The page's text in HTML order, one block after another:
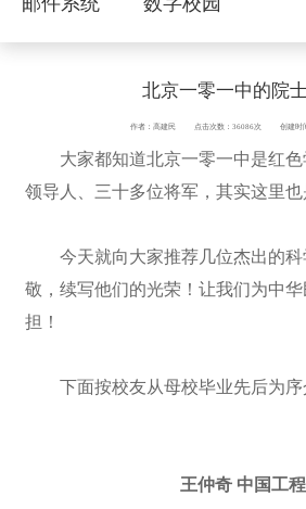
北京一零一中的院
作者：高建民 点击次数：36086次 创建时
大家都知道北京一零一中是红
领导人、三十多位将军，其实这里也
今天就向大家推荐几位杰出的
敬，续写他们的光荣！让我们为中
担！
下面按校友从母校毕业先后为序
王仲奇 中国工